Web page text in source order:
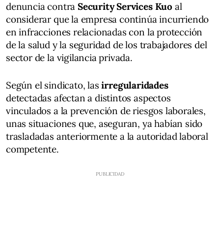
denuncia contra Security Services Kuoal
considerar que la empresa continúa incurriendo
en infracciones relacionadas con la protección
de la salud y la seguridad de los trabajadores del
sector de la vigilancia privada.
Según el sindicato, las irregularidades
detectadas afectan a distintos aspectos
vinculados a la prevención de riesgos laborales,
unas situaciones que, aseguran, ya habían sido
trasladadas anteriormente a la autoridad laboral
competente.